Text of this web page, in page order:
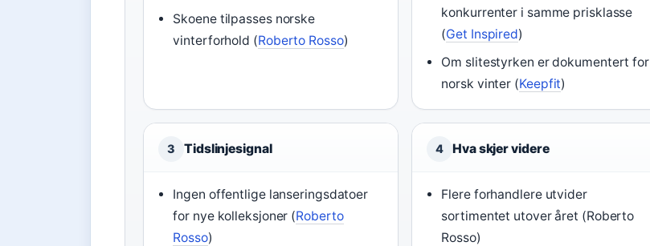
Skoene tilpasses norske
vinterforhold (Roberto Rosso)
konkurrenter i samme prisklasse
(Get Inspired)
Om slitestyrken er dokumentert for
norsk vinter (Keepfit)
3 Tidslinjesignal
Ingen offentlige lanseringsdatoer
for nye kolleksjoner (Roberto
Rosso)
4 Hva skjer videre
Flere forhandlere utvider
sortimentet utover året (Roberto
Rosso)